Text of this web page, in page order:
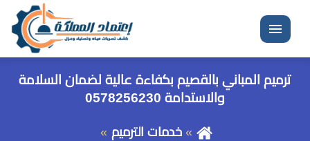
القائمة
ترميم المباني بالقصيم بكفاءة عالية لضمان السلامة
والاستدامة 0578256230
خدمات الترميم